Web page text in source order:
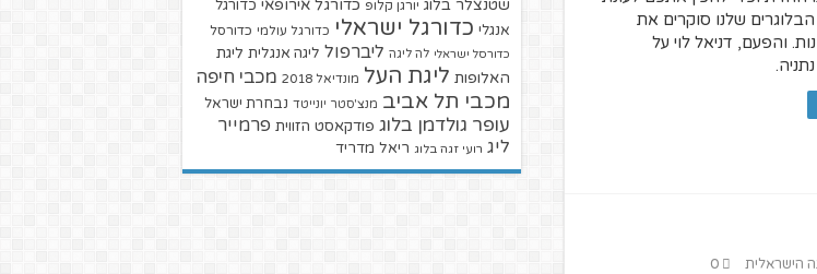
2019, הבלוגרים שלנו סוקרים את
והפעם, דניאל לוי על
הישראלית 0
שטנצלר בלוג יורגן קלופ כדורגל אירופאי כדורגל
אנגלי כדורגל ישראלי כדורגל עולמי כדורסל
כדורסל ישראלי לה ליגה ליברפול ליגה אנגלית ליגת
האלופות ליגת העל מונדיאל 2018 מכבי חיפה
מכבי תל אביב מנצ'סטר יונייטד נבחרת ישראל
עופר גולדמן בלוג פודקאסט הזווית פרמייר
ליג רועי זגה בלוג ריאל מדריד